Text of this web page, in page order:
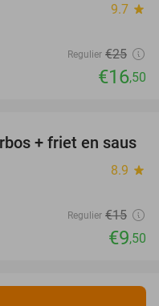
9.7 star
Regulier €25
€16,50
37%
+ friet en saus
8.9 star
Regulier €15
€9,50